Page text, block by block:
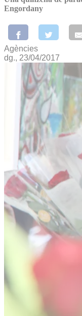
Engordany
Agències
dg., 23/04/2017